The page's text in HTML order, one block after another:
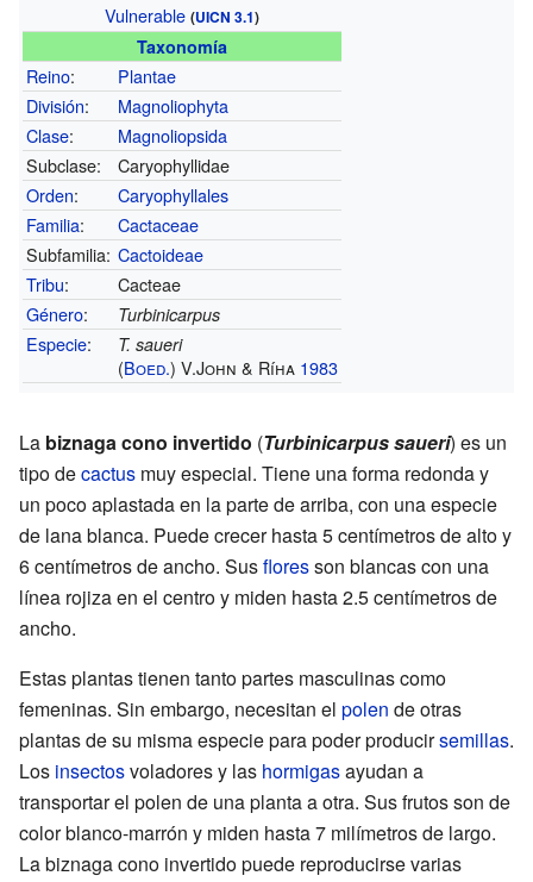
Vulnerable (UICN 3.1)
Taxonomía
Reino:
Plantae
División:
Magnoliophyta
Clase:
Magnoliopsida
Subclase:
Caryophyllidae
Orden:
Caryophyllales
Familia:
Cactaceae
Subfamilia: Cactoideae
Tribu:
Cacteae
Género: Turbinicarpus
Especie: T. saueri
(Boed.) V.John & Ríha 1983
La biznaga cono invertido (Turbinicarpus saueri) es un
tipo decactus muy especial. Tiene una forma redonda y
un poco aplastada en la parte de arriba, con una especie
de lana blanca. Puede crecer hasta 5 centímetros de alto y
6 centímetros de ancho. Susfloresson blancas con una
línea rojiza en el centro y miden hasta 2.5 centímetros de
ancho.
Estas plantas tienen tanto partes masculinas como
femeninas. Sin embargo, necesitan el polen de otras
plantas de su misma especie para poder producirsemillas.
Los insectosvoladores y las hormigasayudan a
transportar el polen de una planta a otra. Sus frutos son de
color blanco-marrón y miden hasta 7 milímetros de largo.
La biznaga cono invertido puede reproducirse varias